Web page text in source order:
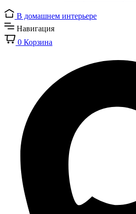
В домашнем интерьере
Навигация
0 Корзина